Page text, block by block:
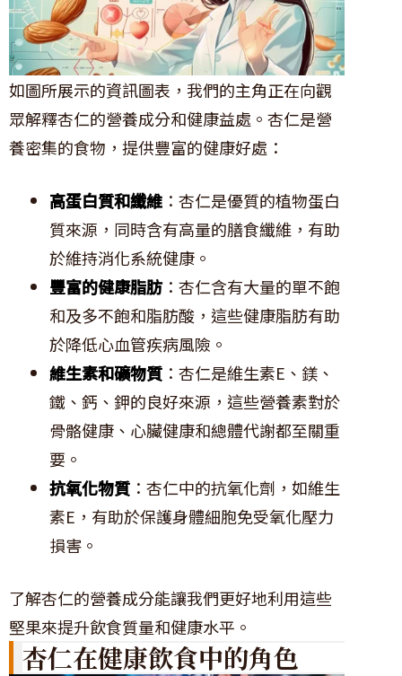
如圖所展示的資訊圖表，我們的主角正在向觀
眾解釋杏仁的營養成分和健康益處。杏仁是營
養密集的食物，提供豐富的健康好處：
高蛋白質和纖維 ：杏仁是優質的植物蛋白
質來源，同時含有高量的膳食纖維，有助
於維持消化系統健康。
豐富的健康脂肪：杏仁含有大量的單不飽
和及多不飽和脂肪酸，這些健康脂肪有助
於降低心血管疾病風險。
維生素和礦物質 ：杏仁是維生素E、鎂、
鐵、鈣、鉀的良好來源，這些營養素對於
骨骼健康、心臟健康和總體代謝都至關重
要。
抗氧化物質 ：杏仁中的抗氧化劑，如維生
素E，有助於保護身體細胞免受氧化壓力
損害。
了解杏仁的營養成分能讓我們更好地利用這些
堅果來提升飲食質量和健康水平。
杏仁在健康飲食中的角色